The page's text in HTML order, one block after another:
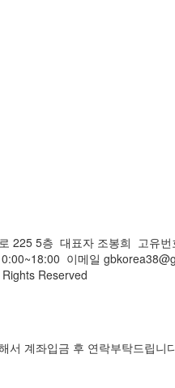
225 5층 대표자 조봉희 고유
이메일
Reserved
서 계좌입금 후 연락부탁드립니